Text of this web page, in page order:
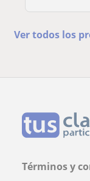
Ver todos los
Términos y